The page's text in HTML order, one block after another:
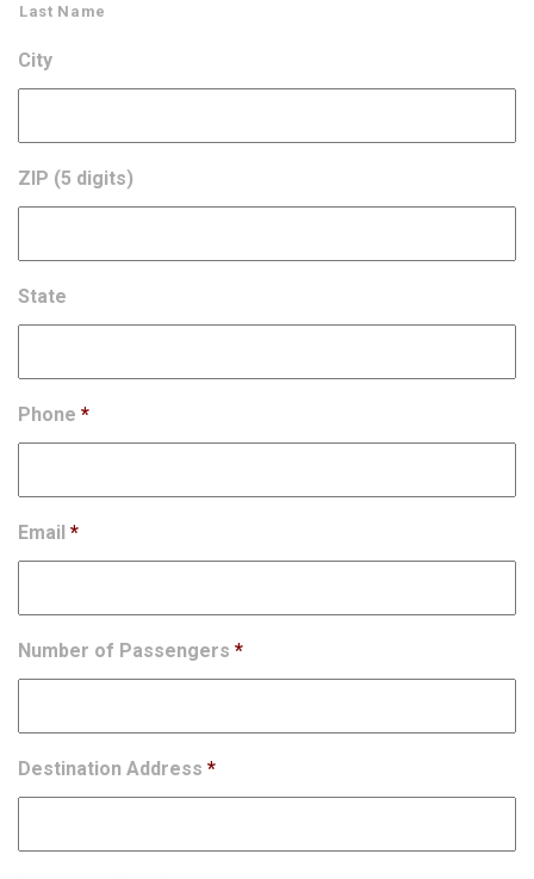
Last Name
City
ZIP (5 digits)
State
Phone *
Email *
Number of Passengers *
Destination Address *